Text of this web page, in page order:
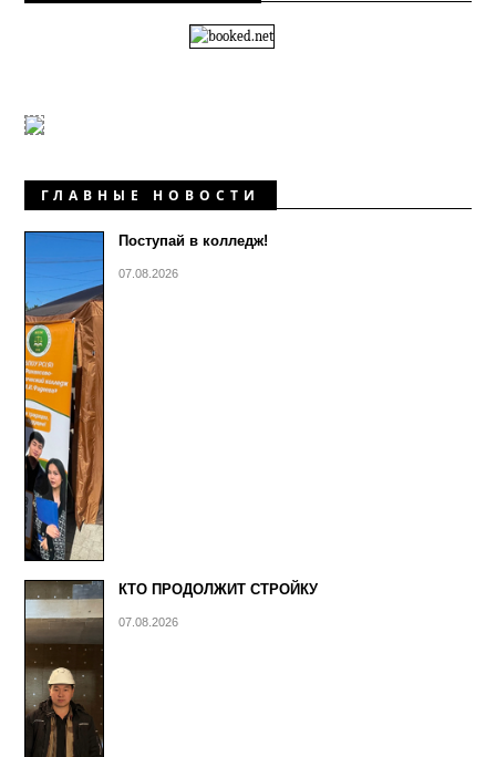
ГЛАВНЫЕ НОВОСТИ
Поступай в колледж!
07.08.2026
КТО ПРОДОЛЖИТ СТРОЙКУ
07.08.2026